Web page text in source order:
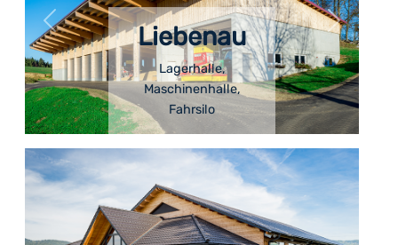
Liebenau
Lagerhalle,
Maschinenhalle,
Fahrsilo